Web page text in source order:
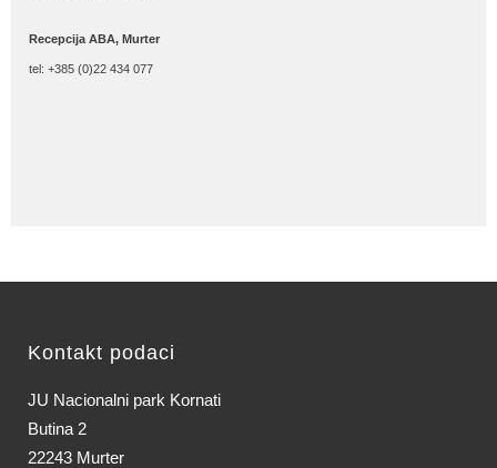
Recepcija ABA, Murter
tel: +385 (0)22 434 077
Kontakt podaci
JU Nacionalni park Kornati
Butina 2
22243 Murter